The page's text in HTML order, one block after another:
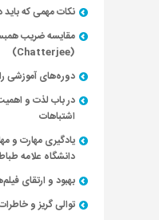
نکات مهمی که
مقایسه ضریب
(Chatterjee)
دوره‌های آموزشی
در باب لذت و
اشتباهات
یادگیری مهارت و
دانشگاه علامه
بهبود و ارتقای
توالی گریز و